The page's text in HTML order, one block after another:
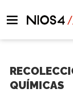
QUÍMICAS